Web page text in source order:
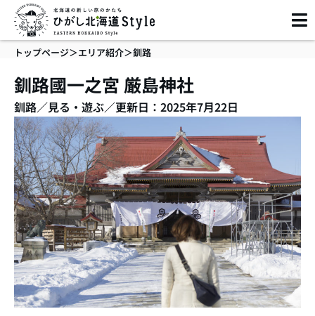
を
トップページ＞エリア紹介＞釧路
釧路國一之宮 厳島神社
釧路／見る・遊ぶ／更新日：2025年7月22日